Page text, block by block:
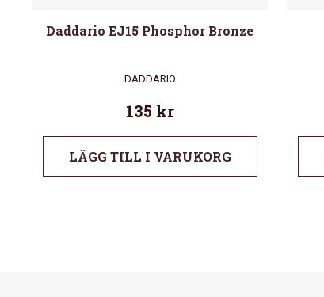
Daddario EJ15 Phosphor Bronze
DADDARIO
135 kr
LÄGG TILL I VARUKORG